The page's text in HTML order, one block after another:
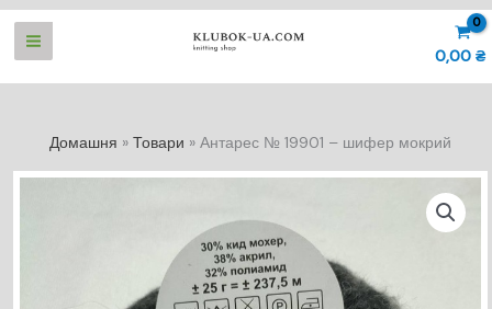
Перейти
0,00 ₴
Домашня Товари Антарес № 19901 – шифер мокрий